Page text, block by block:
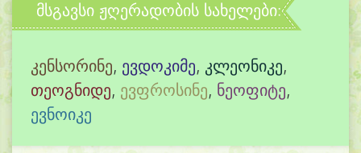
მსგავსი ჟღერადობის სახელები:
კენსორინე, ევდოკიმე, კლეონიკე,
თეოგნიდე, ევფროსინე, ნეოფიტე,
ევნოიკე